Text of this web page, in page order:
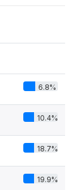
6.8%
10.4%
18.7%
19.9%